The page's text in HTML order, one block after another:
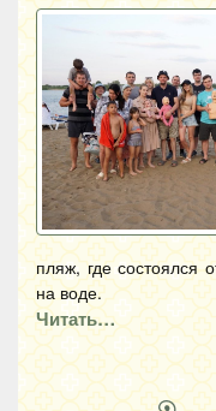
пляж, где состоялся
на воде.
Читать…